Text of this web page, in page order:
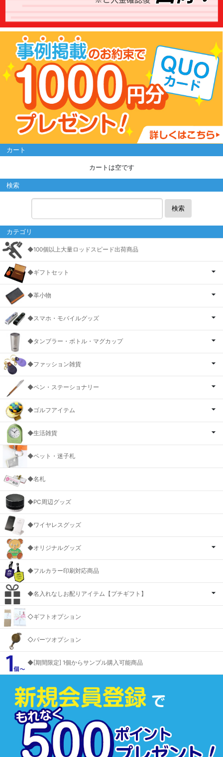
カート
カートは空です
検索
検索
カテゴリ
◆100個以上大量ロッドスピード出荷商品
◆ギフトセット
◆革小物
◆スマホ・モバイルグッズ
◆タンブラー・ボトル・マグカップ
◆ファッション雑貨
◆ペン・ステーショナリー
◆ゴルフアイテム
◆生活雑貨
◆ペット・迷子札
◆名札
◆PC周辺グッズ
◆ワイヤレスグッズ
◆オリジナルグッズ
◆フルカラー印刷対応商品
◆名入れなしお配りアイテム【プチギフト】
◇ギフトオプション
◇パーツオプション
◆[期間限定] 1個からサンプル購入可能商品